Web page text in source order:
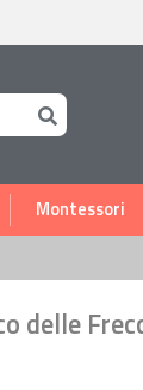
Montessori
delle